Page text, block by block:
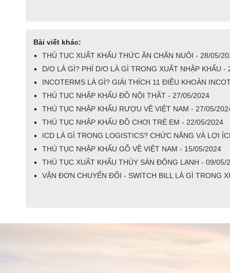
Bài viết khác:
THỦ TỤC XUẤT KHẨU THỨC ĂN CHĂN NUÔI - 28/05/
D/O LÀ GÌ? PHÍ D/O LÀ GÌ TRONG XUẤT NHẬP KHẨU -
INCOTERMS LÀ GÌ? GIẢI THÍCH 11 ĐIỀU KHOẢN
THỦ TỤC NHẬP KHẨU ĐỒ NỘI THẤT - 27/05/2024
THỦ TỤC NHẬP KHẨU RƯỢU VỀ VIỆT NAM - 27/05/
THỦ TỤC NHẬP KHẨU ĐỒ CHƠI TRẺ EM - 22/05/2024
ICD LÀ GÌ TRONG LOGISTICS? CHỨC NĂNG VÀ LỢI
THỦ TỤC NHẬP KHẨU GỖ VỀ VIỆT NAM - 15/05/2024
THỦ TỤC XUẤT KHẨU THỦY SẢN ĐÔNG LẠNH - 09/05/
VẬN ĐƠN CHUYỂN ĐỔI - SWITCH BILL LÀ GÌ TRONG